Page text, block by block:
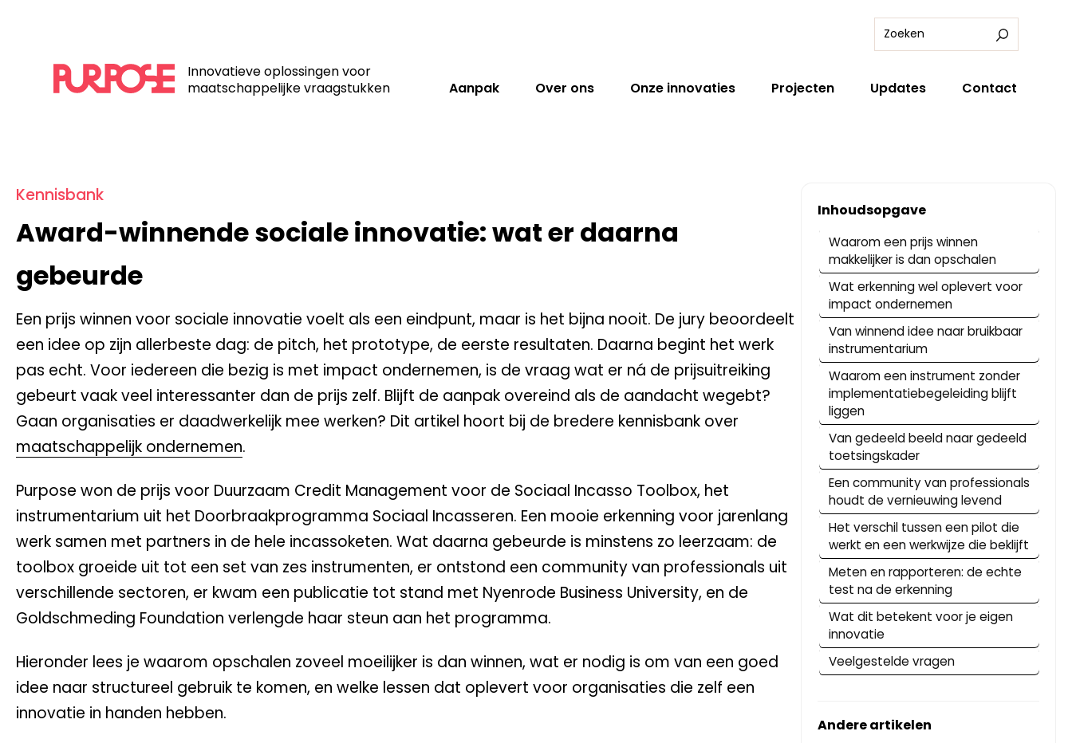
Innovatieve oplossingen voor
maatschappelijke vraagstukken
Aanpak Over ons Onze innovaties Projecten Updates Contact
Kennisbank
Award-winnende sociale innovatie: wat er daarna
gebeurde
Een prijs winnen voor sociale innovatie voelt als een eindpunt, maar is het bijna nooit. De jury beoordeelt
een idee op zijn allerbeste dag: de pitch, het prototype, de eerste resultaten. Daarna begint het werk
pas echt. Voor iedereen die bezig is met impact ondernemen, is de vraag wat er ná de prijsuitreiking
gebeurt vaak veel interessanter dan de prijs zelf. Blijft de aanpak overeind als de aandacht wegebt?
Gaan organisaties er daadwerkelijk mee werken? Dit artikel hoort bij de bredere kennisbank over
maatschappelijk ondernemen.
Purpose won de prijs voor Duurzaam Credit Management voor de Sociaal Incasso Toolbox, het
instrumentarium uit het Doorbraakprogramma Sociaal Incasseren. Een mooie erkenning voor jarenlang
werk samen met partners in de hele incassoketen. Wat daarna gebeurde is minstens zo leerzaam: de
toolbox groeide uit tot een set van zes instrumenten, er ontstond een community van professionals uit
verschillende sectoren, er kwam een publicatie tot stand met Nyenrode Business University, en de
Goldschmeding Foundation verlengde haar steun aan het programma.
Hieronder lees je waarom opschalen zoveel moeilijker is dan winnen, wat er nodig is om van een goed
idee naar structureel gebruik te komen, en welke lessen dat oplevert voor organisaties die zelf een
innovatie in handen hebben.
Inhoudsopgave
Waarom een prijs winnen
makkelijker is dan opschalen
Wat erkenning wel oplevert voor
impact ondernemen
Van winnend idee naar bruikbaar
instrumentarium
Waarom een instrument zonder
implementatiebegeleiding blijft
liggen
Van gedeeld beeld naar gedeeld
toetsingskader
Een community van professionals
houdt de vernieuwing levend
Het verschil tussen een pilot die
werkt en een werkwijze die beklijft
Meten en rapporteren: de echte
test na de erkenning
Wat dit betekent voor je eigen
innovatie
Veelgestelde vragen
Andere artikelen